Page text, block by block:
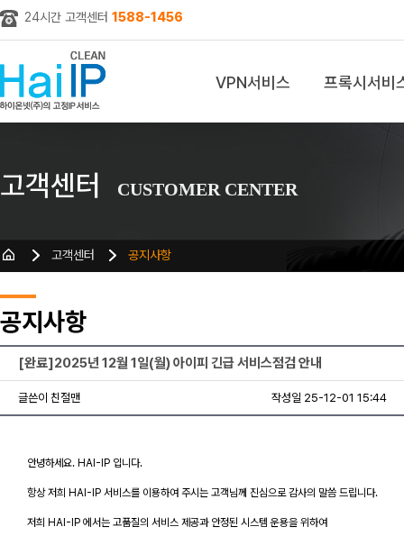
24시간 고객센터 1588-1456
VPN서비스 프록시서비
고객센터 CUSTOMER CENTER
고객센터 공지사항
공지사항
[완료]2025년 12월 1일(월) 아이피 긴급 서비스점검 안내
글쓴이 친절맨 작성일 25-12-01 15:44
안녕하세요. HAI-IP 입니다.
항상 저희 HAI-IP 서비스를 이용하여 주시는 고객님께 진심으로 감사의 말씀 드립니다.
저희 HAI-IP 에서는 고품질의 서비스 제공과 안정된 시스템 운용을 위하여